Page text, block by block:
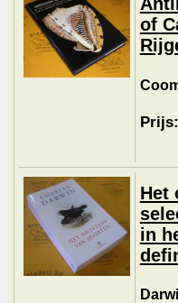
of
Het
in